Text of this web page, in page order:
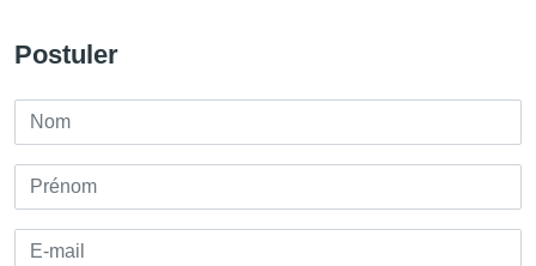
Postuler